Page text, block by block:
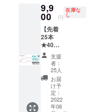
金はお
受けい
たしか
ねま
す。 そ
の他の
注事項
につい
ては
「リス
ク&チャ
レン
ジ」を
ご確認
レンズ
度数交
換 初回
無償 [ご
注意] ※
製造状
況によ
り出荷
時期が
遅れる
場合、
早急に
ご連絡
致しま
6月末に
お届け
予定 [保
証・ア
フター
サポー
ト] ★フ
レー
ム・レ
ンズ 1
年間保
証 ★度
数が合
し付け
くださ
い。
【オー
ダーレ
ンズ】
処方箋
やレン
ズ情報
も別注
で承り
ます(詳
細はお
A〜Gの
度数な
ら左右
度数違
いも追
加料金
なしで
対応可
能で
す。ご
希望の
方はご
希望リ
両用】
には対
応して
いませ
ん。
【選べ
る度
数】
A:+1.00
〜
G:4.00
の標準
レンズ
度数か
（税
込）に
てご提
供 ・
ペー
パーグ
ラス・
ライト
本体（1
本） ・
専用
ケース
（1個）
・メガ
9,9
00 円
在庫な
し
【先着
25本
★40％
OFF】
ペー
パーグ
ラス・
ライト
スクエ
ア（ピ
ンク）
支援
者：
25人
お届
け予
定：
2022
年06